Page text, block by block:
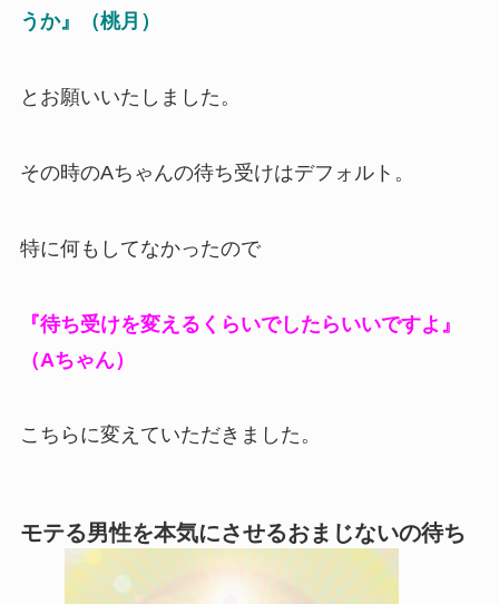
うか』（桃月）
とお願いいたしました。
その時のAちゃんの待ち受けはデフォルト。
特に何もしてなかったので
『待ち受けを変えるくらいでしたらいいですよ』
（Aちゃん）
こちらに変えていただきました。
モテる男性を本気にさせるおまじないの待ち